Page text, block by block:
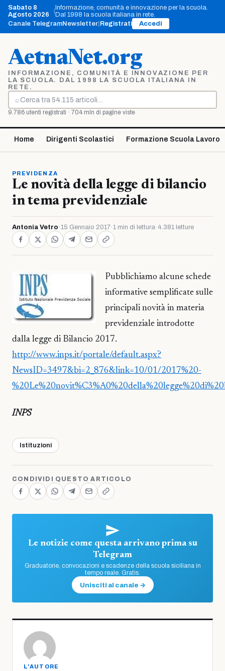
Vai
contenuto
Sabato 8
Agosto 2026
Informazione, comunità e innovazione per la scuola.
Dal 1998 la scuola italiana in rete.
Canale TelegramNewsletter Registrati Accedi
AetnaNet.org
INFORMAZIONE, COMUNITÀ E INNOVAZIONE PER
LA SCUOLA. DAL 1998 LA SCUOLA ITALIANA IN
RETE.
⌕
Cerca
9.786 utenti registrati · 704 mln di pagine viste
Home Dirigenti Scolastici Formazione Scuola Lavoro
PREVIDENZA
Le novità della legge di bilancio
in tema previdenziale
Antonia Vetro ·15 Gennaio 2017·1 min di lettura· 4.381 letture
Pubblichiamo alcune schede
informative semplificate sulle
principali novità in materia
previdenziale introdotte
dalla legge di Bilancio 2017.
http://www.inps.it/portale/default.aspx?
NewsID=3497&bi=2_876&link=10/01/2017%20-
INPS
Istituzioni
CONDIVIDI QUESTO ARTICOLO
Le notizie come questa arrivano prima su
Telegram
Graduatorie, convocazioni e scadenze della scuola siciliana in
tempo reale. Gratis.
Unisciti al canale →
L'AUTORE